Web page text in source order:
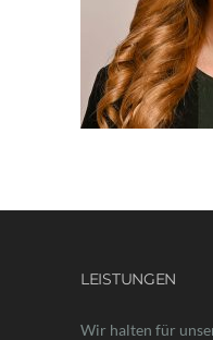
LEISTUNGEN
Wir halten für